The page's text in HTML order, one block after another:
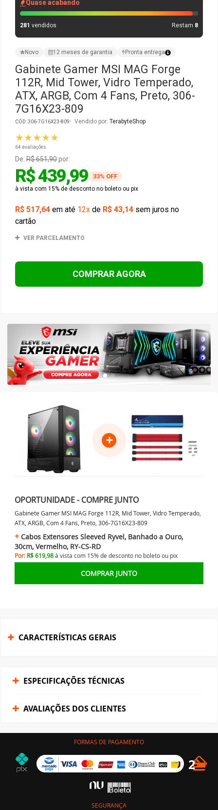
Quase acabando
281 vendidos Restam 8
Novo 12 meses de garantia Pronta entrega
Gabinete Gamer MSI MAG Forge
112R, Mid Tower, Vidro Temperado,
ATX, ARGB, Com 4 Fans, Preto, 306-
7G16X23-809
CÓD: 306-7G16X23-809 Vendido por: TerabyteShop
★★★★★
64 avaliações
De: R$ 651,90por:
R$ 439,99 33% OFF
à vista com 15% de desconto no boleto ou pix
R$ 517,64 em até 12x de R$ 43,14 sem juros no
cartão
VER PARCELAMENTO
COMPRAR AGORA
+
OPORTUNIDADE - COMPRE JUNTO
Gabinete Gamer MSI MAG Forge 112R, Mid Tower, Vidro Temperado,
ATX, ARGB, Com 4 Fans, Preto, 306-7G16X23-809
Cabos Extensores Sleeved Ryvel, Banhado a Ouro,
30cm, Vermelho, RY-CS-RD
Por: R$ 619,98à vista com 15% de desconto no boleto ou pix
COMPRAR JUNTO
CARACTERÍSTICAS GERAIS
ESPECIFICAÇÕES TÉCNICAS
AVALIAÇÕES DOS CLIENTES
FORMAS DE PAGAMENTO
SEGURANÇA
Gabinete Liketec
Fonte Thermaltake
Ver Todos